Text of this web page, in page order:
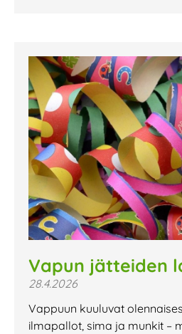
Vapun jätteiden
28.4.2026
Vappuun kuuluvat
ilmapallot, sima ja munkit –